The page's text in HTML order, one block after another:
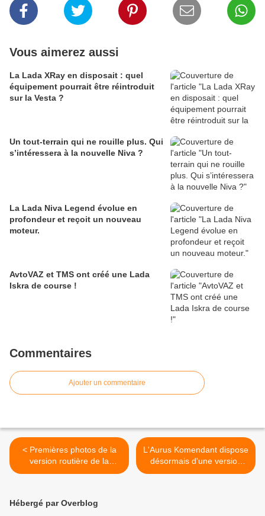
Vous aimerez aussi
La Lada XRay en disposait : quel
équipement pourrait être réintroduit
sur la Vesta ?
Un tout-terrain qui ne rouille plus. Qui
s’intéressera à la nouvelle Niva ?
La Lada Niva Legend évolue en
profondeur et reçoit un nouveau
moteur.
AvtoVAZ et TMS ont créé une Lada
Iskra de course !
Commentaires
Ajouter un commentaire
< Premières photos de la
version routière de la
supercar Rossa.
L'Aurus Komendant dispose
désormais d'une version
blindée rallongée. >
Hébergé par Overblog